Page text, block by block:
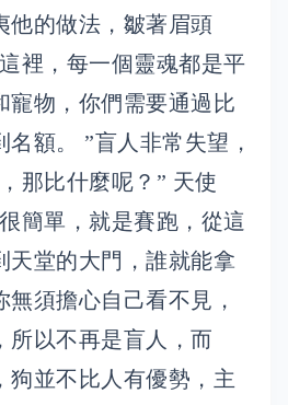
他的做法，皺著眉頭
裡，每一個靈魂都是平
寵物，你們需要通過比
額。 ”盲人非常失望，
那比什麼呢？” 天使
簡單，就是賽跑，從這
天堂的大門，誰就能拿
須擔心自己看不見，
所以不再是盲人，而
狗並不比人有優勢，主